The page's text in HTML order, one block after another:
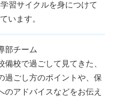
習サイクルを身につけて
います。
部チーム
備校で過ごして見てきた、
過ごし方のポイントや、保
のアドバイスなどをお伝え